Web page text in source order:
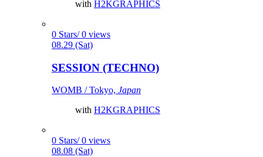
with H2KGRAPHICS
0 Stars/ 0 views
08.29 (Sat)
SESSION (TECHNO)
WOMB / Tokyo, Japan
with H2KGRAPHICS
0 Stars/ 0 views
08.08 (Sat)